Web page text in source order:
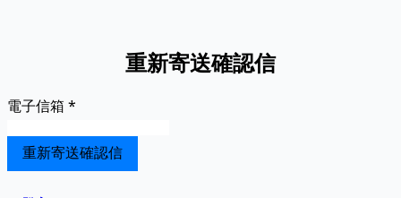
重新寄送確認信
電子信箱 *